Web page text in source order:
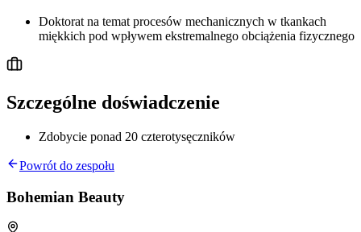
Doktorat na temat procesów mechanicznych w tkankach
miękkich pod wpływem ekstremalnego obciążenia fizycznego
Szczególne doświadczenie
Zdobycie ponad 20 czterotysęczników
Powrót do zespołu
Bohemian Beauty